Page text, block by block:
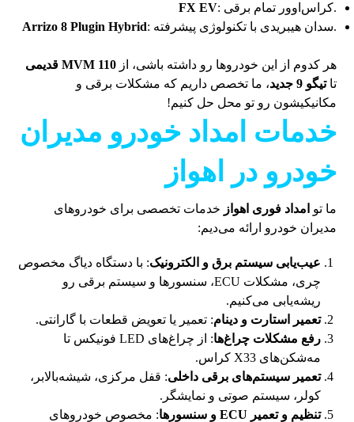
FX EV
: کراس‌اوور تمام برقی.
Arrizo 8 Plugin Hybrid
: سدان هیبریدی با تکنولوژی پیشرفته.
هر کدوم از این خودروها رو داشته باشی، ازMVM 110 قدیمی
تاتیگو 9 جدید
، ما تخصص داریم که مشکلات برقی و
مکانیکیشون رو تو محل حل کنیم!
خدمات امداد خودرو مدیران
خودرو در اهواز
ما تو امداد فوری اهواز خدمات تخصصی برای خودروهای
مدیران خودرو ارائه می‌دیم:
عیب‌یابی سیستم برق و الکترونیک: با دستگاه دیاگ مخصوص
چری، مشکلات ECU، سنسورها و سیستم برقی رو
ریشه‌یابی می‌کنیم.
تعمیر استارت و دینام: تعمیر یا تعویض قطعات با گارانتی.
رفع مشکلات چراغ‌ها
: از چراغ‌های LED فونیکس تا
مه‌شکن‌های X33 کراس.
تعمیر سیستم‌های برقی داخلی: قفل مرکزی، شیشه‌بالابر،
کولر، سیستم صوتی و نمایشگر.
تنظیم و تعمیر ECU و سنسورها
: مخصوص خودروهای